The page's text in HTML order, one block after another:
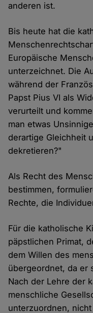
anderen ist.
Bis heute hat die
Europäische
unterzeichnet. Die
während der
Papst Pius VI als
verurteilt und
man etwas
derartige Gleichheit
dekretieren?"
Als Recht des
bestimmen,
Rechte, die
Für die katholische
päpstlichen Primat,
dem Willen des
übergeordnet, da er
Nach der Lehre der
menschliche
unterzuordnen,